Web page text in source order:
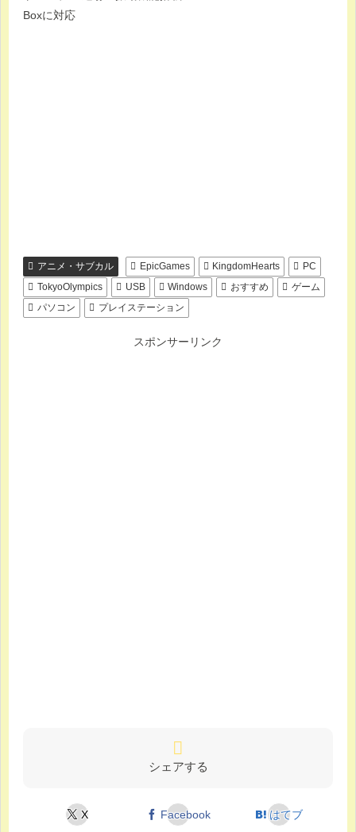
Boxに対応
アニメ・サブカル EpicGames KingdomHearts
PC
TokyoOlympics
USB Windows おすすめ
ゲーム
パソコン
プレイステーション
スポンサーリンク
シェアする
X Facebook はてブ